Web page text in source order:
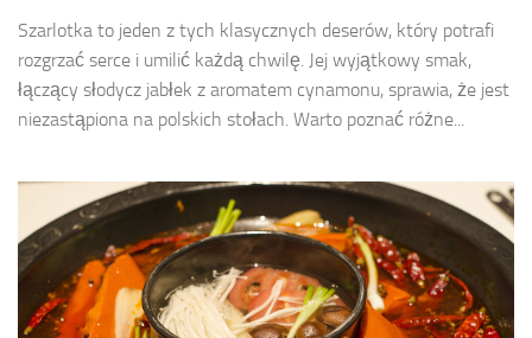
Szarlotka to jeden z tych klasycznych deserów, który potrafi
rozgrzać serce i umilić każdą chwilę. Jej wyjątkowy smak,
łączący słodycz jabłek z aromatem cynamonu, sprawia, że jest
niezastąpiona na polskich stołach. Warto poznać różne...